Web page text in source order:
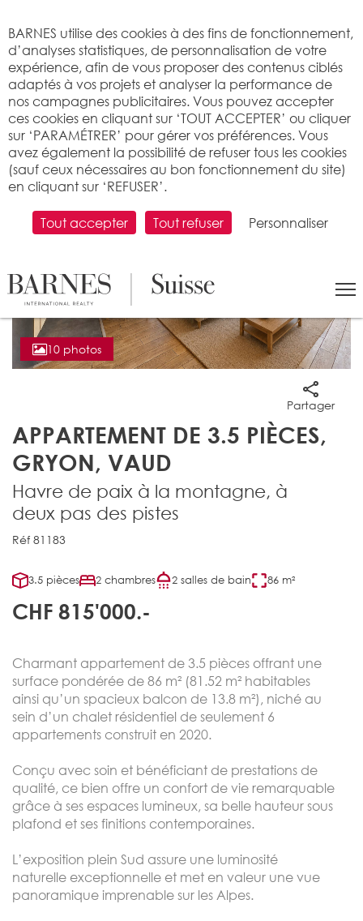
10 photos
APPARTEMENT DE 3.5 PIÈCES,
GRYON, VAUD
Partager
Havre de paix à la montagne, à
deux pas des pistes
Réf 81183
3.5 pièces 2 chambres 2 salles de bain 86 m²
CHF 815'000.-
Charmant appartement de 3.5 pièces offrant une
surface pondérée de 86 m² (81.52 m² habitables
ainsi qu’un spacieux balcon de 13.8 m²), niché au
sein d’un chalet résidentiel de seulement 6
appartements construit en 2020.
Conçu avec soin et bénéficiant de prestations de
qualité, ce bien offre un confort de vie remarquable
grâce à ses espaces lumineux, sa belle hauteur sous
plafond et ses finitions contemporaines.
L’exposition plein Sud assure une luminosité
naturelle exceptionnelle et met en valeur une vue
panoramique imprenable sur les Alpes.
BARNES utilise des cookies à des fins de fonctionnement,
d’analyses statistiques, de personnalisation de votre
expérience, afin de vous proposer des contenus ciblés
adaptés à vos projets et analyser la performance de
nos campagnes publicitaires. Vous pouvez accepter
ces cookies en cliquant sur ‘TOUT ACCEPTER’ ou cliquer
sur ‘PARAMÉTRER’ pour gérer vos préférences. Vous
avez également la possibilité de refuser tous les cookies
(sauf ceux nécessaires au bon fonctionnement du site)
en cliquant sur ‘REFUSER’.
Tout accepter Tout refuser Personnaliser